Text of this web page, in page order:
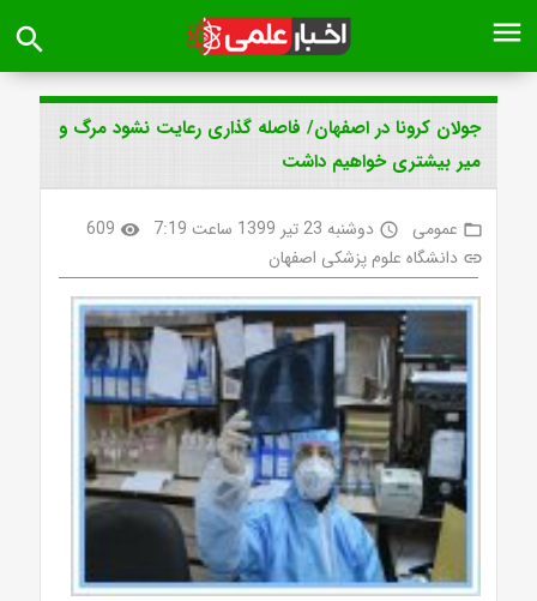
menu
search
جولان کرونا در اصفهان/ فاصله گذاری رعایت نشود مرگ و
میر بیشتری خواهیم داشت
folder_open عمومی access_time دوشنبه 23 تیر 1399 ساعت 7:19 visibility
609
link دانشگاه علوم پزشکی اصفهان